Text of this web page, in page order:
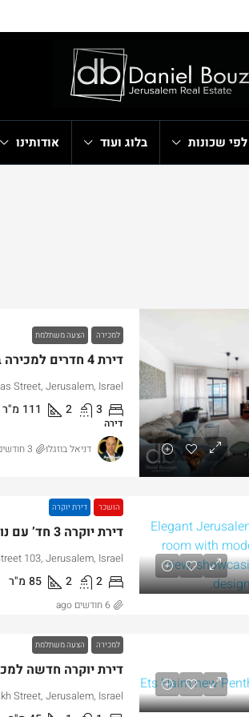
לפי שכונות בלוג ועוד אודותינו
למכירה הצעה משתלמת
Street, Jerusalem, Israel
3
2
111 מ"ר
דירה
דניאל בוזגלו 3 חודשים ago
הושכר דירת יוקרה
103, Jerusalem, Israel
2
2
85 מ"ר
6 חודשים ago
למכירה הצעה משתלמת
Street, Jerusalem, Israel
ונגישה במלואה
החל מ
קטמון הישנה
תחילת בניה
Jerusalem, Israel
207מ"ר
דירה, דירת דופלקס,